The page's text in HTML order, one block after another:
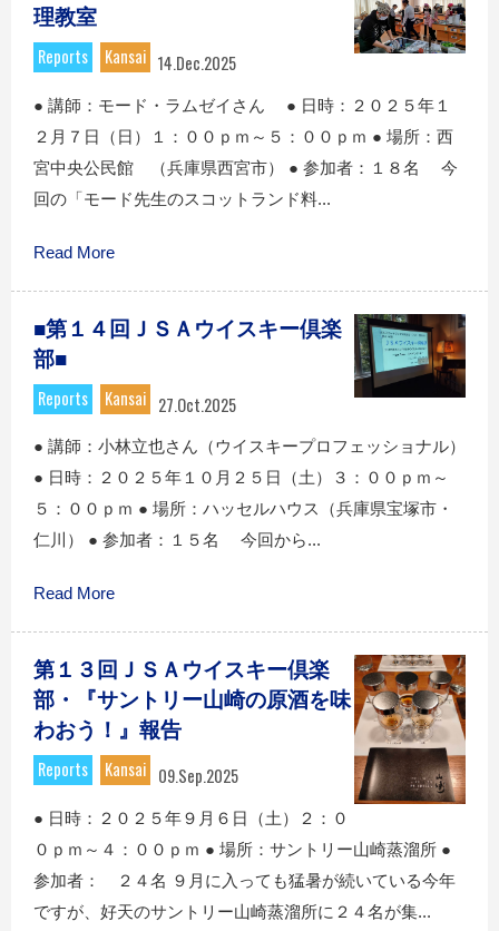
理教室
Reports
Kansai 14.Dec.2025
● 講師：モード・ラムゼイさん ● 日時：２０２５年１
２月７日（日）１：００ｐｍ～５：００ｐｍ ● 場所：西
宮中央公民館 （兵庫県西宮市） ● 参加者：１８名 今
回の「モード先生のスコットランド料...
Read More
■第１４回ＪＳＡウイスキー倶楽
部■
Reports
Kansai 27.Oct.2025
● 講師：小林立也さん（ウイスキープロフェッショナル）
● 日時：２０２５年１０月２５日（土）３：００ｐｍ～
５：００ｐｍ ● 場所：ハッセルハウス（兵庫県宝塚市・
仁川） ● 参加者：１５名 今回から...
Read More
第１３回ＪＳＡウイスキー倶楽
部・『サントリー山崎の原酒を味
わおう！』報告
Reports
Kansai 09.Sep.2025
● 日時：２０２５年９月６日（土）２：０
０ｐｍ～４：００ｐｍ ● 場所：サントリー山崎蒸溜所 ●
参加者： ２４名 ９月に入っても猛暑が続いている今年
ですが、好天のサントリー山崎蒸溜所に２４名が集...